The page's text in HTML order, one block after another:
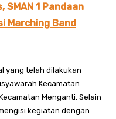
SMAN 1 Pandaan
Marching Band
yang telah dilakukan
Kecamatan
Menganti. Selain
kegiatan dengan